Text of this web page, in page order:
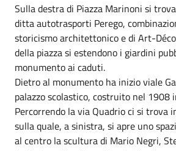
Sulla destra di Piazza Marinoni si
ditta autotrasporti Perego,
storicismo architettonico e di Art-
della piazza si estendono i giardini
monumento ai caduti.
Dietro al monumento ha inizio viale
palazzo scolastico, costruito nel 1908
Percorrendo la via Quadrio ci si trova
sulla quale, a sinistra, si apre uno
al centro la scultura di Mario Negri,